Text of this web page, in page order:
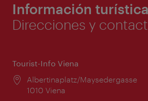
Información turística
Direcciones y
Tourist-Info Viena
Lugar:
Albertinaplatz/Maysedergasse
1010 Viena